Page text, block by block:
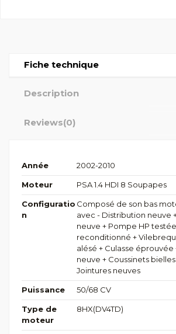
Fiche technique
Description
Reviews(0)
Année 2002-2010
Moteur PSA 1.4 HDI 8 Soupapes
Configuratio
n
Composé de son bas
avec - Distribution neuve
neuve + Pompe HP
reconditionné +
alésé + Culasse
neuve + Coussinets
Jointures neuves
Puissance 50/68 CV
Type de
moteur
8HX(DV4TD)